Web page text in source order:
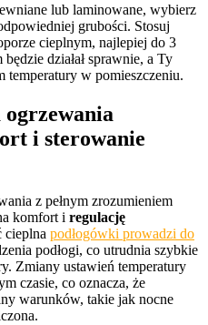
lub laminowane, wybierz
grubości. Stosuj
cieplnym, najlepiej do 3
działał sprawnie, a Ty
temperatury w pomieszczeniu.
ogrzewania
i sterowanie
z pełnym zrozumieniem
komfort i regulację
cieplna podłogówki prowadzi do
podłogi, co utrudnia szybkie
Zmiany ustawień temperatury
czasie, co oznacza, że
warunków, takie jak nocne